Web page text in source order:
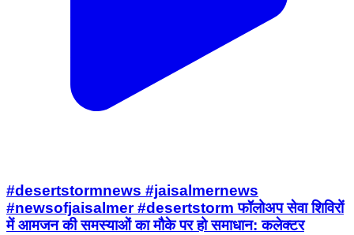
#desertstormnews #jaisalmernews
#newsofjaisalmer #desertstorm फॉलोअप सेवा शिविरों
में आमजन की समस्याओं का मौके पर हो समाधान: कलेक्टर